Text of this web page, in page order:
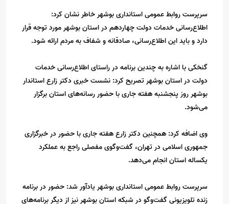
سرپرست روابط عمومی استانداری بوشهر خاطر نشان کرد:
اطلاع‌رسانی خدمات دولت چهاردهم در استان بوشهر مورد توجه قرار
دارد و باید این اطلاع‌رسانی، صادقانه و شفاف به مردم ارائه شود.
گنخکی با اشاره به چندین برنامه در راستای اطلاع‌رسانی خدمات
دولت در استان بوشهر تصریح کرد: نشست خبری دکتر زارع استاندار
بوشهر روز پنجشنبه هفته جاری با حضور رسانه‌های استان برگزار
می‌شود.
وی اضافه کرد: همچنین دکتر زارع هفته جاری با حضور در خبرگزاری
جمهوری اسلامی در تهران، گفت‌وگوی مفصلی راجع به عملکرد
یکساله استان انجام می‌دهد.
سرپرست روابط عمومی استانداری بوشهر یادآور شد: حضور در برنامه
زنده تلویزیونی گفت‌وگو در شبکه استان بوشهر نیز از دیگر برنامه‌های